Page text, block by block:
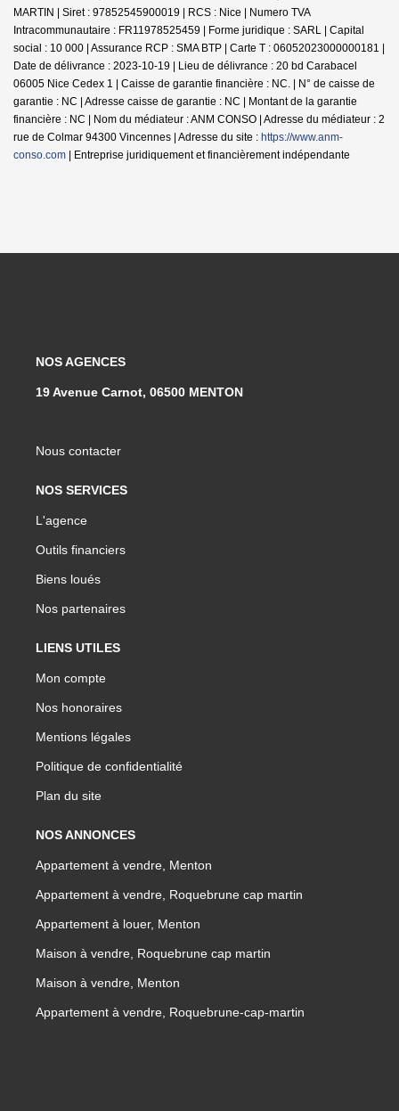
MARTIN | Siret : 97852545900019 | RCS : Nice | Numero TVA
Intracommunautaire : FR11978525459 | Forme juridique : SARL | Capital
social : 10 000 | Assurance RCP : SMA BTP | Carte T : 06052023000000181 |
Date de délivrance : 2023-10-19 | Lieu de délivrance : 20 bd Carabacel
06005 Nice Cedex 1 | Caisse de garantie financière : NC. | N° de caisse de
garantie : NC | Adresse caisse de garantie : NC | Montant de la garantie
financière : NC | Nom du médiateur : ANM CONSO | Adresse du médiateur : 2
rue de Colmar 94300 Vincennes | Adresse du site : https://www.anm-
conso.com | Entreprise juridiquement et financièrement indépendante
NOS AGENCES
19 Avenue Carnot, 06500 MENTON
Nous contacter
NOS SERVICES
L'agence
Outils financiers
Biens loués
Nos partenaires
LIENS UTILES
Mon compte
Nos honoraires
Mentions légales
Politique de confidentialité
Plan du site
NOS ANNONCES
Appartement à vendre, Menton
Appartement à vendre, Roquebrune cap martin
Appartement à louer, Menton
Maison à vendre, Roquebrune cap martin
Maison à vendre, Menton
Appartement à vendre, Roquebrune-cap-martin